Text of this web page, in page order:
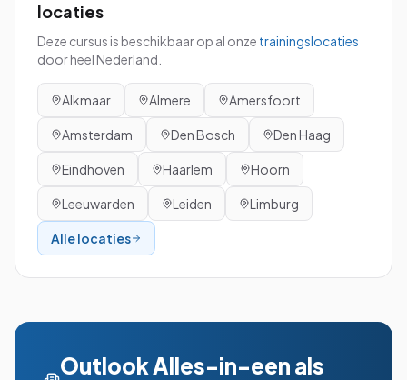
locaties
Deze cursus is beschikbaar op al onze trainingslocaties
door heel Nederland.
Alkmaar Almere Amersfoort
Amsterdam Den Bosch Den Haag
Eindhoven Haarlem Hoorn
Leeuwarden Leiden Limburg
Alle locaties
Outlook Alles-in-een als